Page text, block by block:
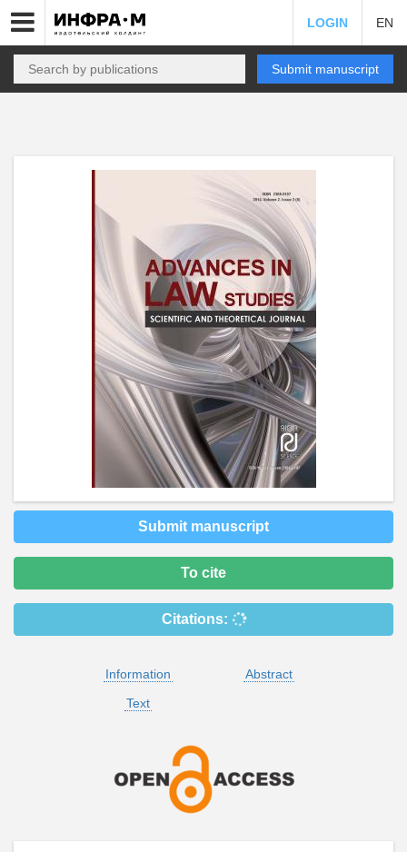
LOGIN EN
Submit manuscript
Submit manuscript
To cite
Citations:
Information
Abstract
Text